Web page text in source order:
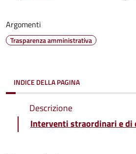
Argomenti
Trasparenza amministrativa
INDICE DELLA PAGINA
Descrizione
Interventi straordinari e di